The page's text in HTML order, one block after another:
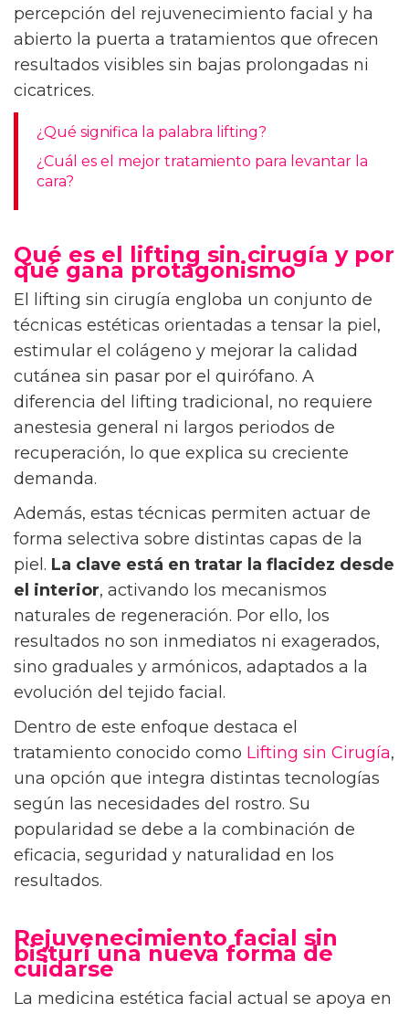
percepción del rejuvenecimiento facial y ha
abierto la puerta a tratamientos que ofrecen
resultados visibles sin bajas prolongadas ni
cicatrices.
¿Qué significa la palabra lifting?
¿Cuál es el mejor tratamiento para levantar la
cara?
Qué es el lifting sin cirugía y por
qué gana protagonismo
El lifting sin cirugía engloba un conjunto de
técnicas estéticas orientadas a tensar la piel,
estimular el colágeno y mejorar la calidad
cutánea sin pasar por el quirófano. A
diferencia del lifting tradicional, no requiere
anestesia general ni largos periodos de
recuperación, lo que explica su creciente
demanda.
Además, estas técnicas permiten actuar de
forma selectiva sobre distintas capas de la
piel. La clave está en tratar la flacidez desde
el interior, activando los mecanismos
naturales de regeneración. Por ello, los
resultados no son inmediatos ni exagerados,
sino graduales y armónicos, adaptados a la
evolución del tejido facial.
Dentro de este enfoque destaca el
tratamiento conocido como Lifting sin Cirugía,
una opción que integra distintas tecnologías
según las necesidades del rostro. Su
popularidad se debe a la combinación de
eficacia, seguridad y naturalidad en los
resultados.
Rejuvenecimiento facial sin
bisturí una nueva forma de
cuidarse
La medicina estética facial actual se apoya en